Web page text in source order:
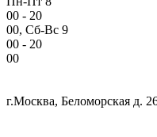
00 - 20
00, Сб-Вс 9
00 - 20
00
г.Москва, Беломорская д.